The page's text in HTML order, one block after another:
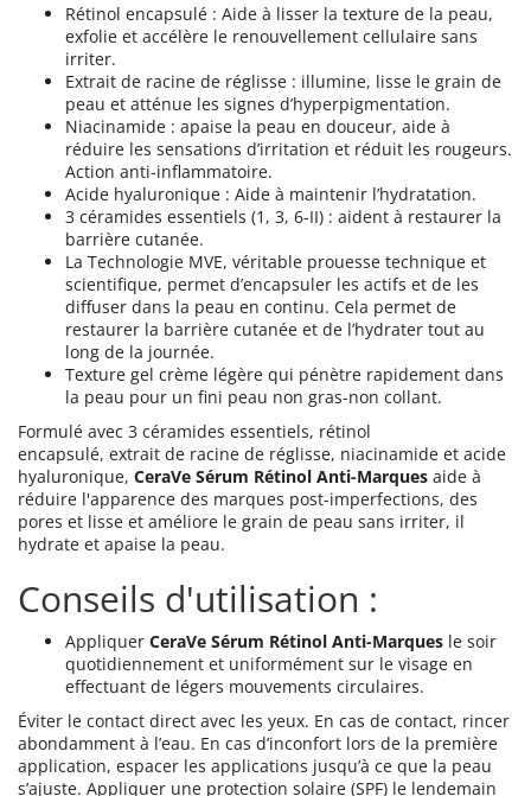
Rétinol encapsulé : Aide à lisser la texture de la peau,
exfolie et accélère le renouvellement cellulaire sans
irriter.
Extrait de racine de réglisse : illumine, lisse le grain de
peau et atténue les signes d’hyperpigmentation.
Niacinamide : apaise la peau en douceur, aide à
réduire les sensations d’irritation et réduit les rougeurs.
Action anti-inflammatoire.
Acide hyaluronique : Aide à maintenir l’hydratation.
3 céramides essentiels (1, 3, 6-II) : aident à restaurer la
barrière cutanée.
La Technologie MVE, véritable prouesse technique et
scientifique, permet d’encapsuler les actifs et de les
diffuser dans la peau en continu. Cela permet de
restaurer la barrière cutanée et de l’hydrater tout au
long de la journée.
Texture gel crème légère qui pénètre rapidement dans
la peau pour un fini peau non gras-non collant.
Formulé avec 3 céramides essentiels, rétinol
encapsulé, extrait de racine de réglisse, niacinamide et acide
hyaluronique, CeraVe Sérum Rétinol Anti-Marques aide à
réduire l'apparence des marques post-imperfections, des
pores et lisse et améliore le grain de peau sans irriter, il
hydrate et apaise la peau.
Conseils d'utilisation :
Appliquer CeraVe Sérum Rétinol Anti-Marques le soir
quotidiennement et uniformément sur le visage en
effectuant de légers mouvements circulaires.
Éviter le contact direct avec les yeux. En cas de contact, rincer
abondamment à l’eau. En cas d’inconfort lors de la première
application, espacer les applications jusqu’à ce que la peau
s’ajuste. Appliquer une protection solaire (SPF) le lendemain